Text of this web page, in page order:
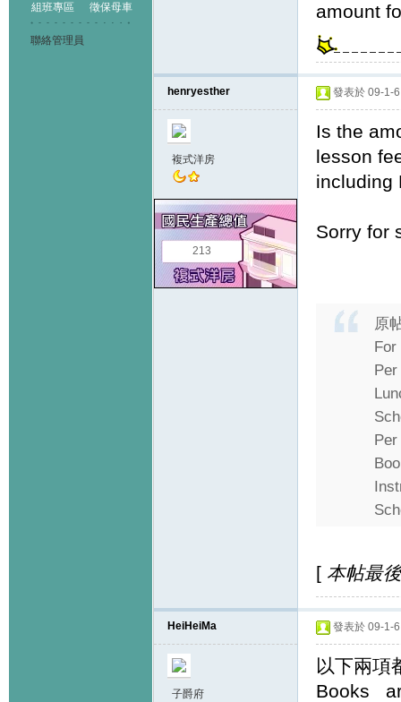
組班專區
徵保母車
聯絡管理員
amount
henryesther
複式洋房
213
發表於 09-1-
Is the
lesson
including
Sorry for
原
For
[ 本帖最
HeiHeiMa
子爵府
發表於 09-1-
以下兩項
Books